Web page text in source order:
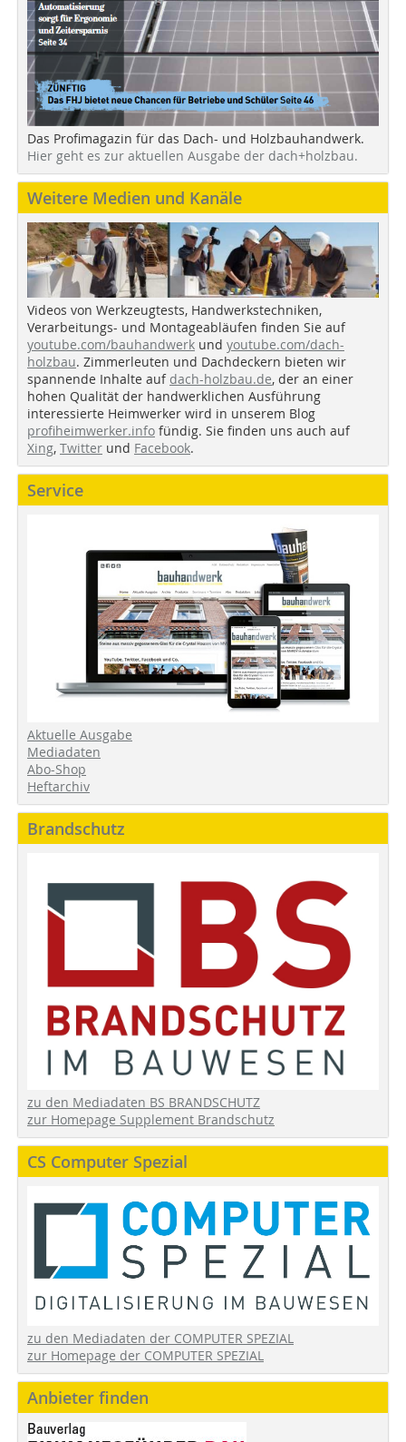
Das Profimagazin für das Dach- und Holzbauhandwerk.
Hier geht es zur aktuellen Ausgabe der dach+holzbau.
Weitere Medien und Kanäle
Videos von Werkzeugtests, Handwerkstechniken,
Verarbeitungs- und Montageabläufen finden Sie auf
youtube.com/bauhandwerk und youtube.com/dach-
holzbau. Zimmerleuten und Dachdeckern bieten wir
spannende Inhalte auf dach-holzbau.de, der an einer
hohen Qualität der handwerklichen Ausführung
interessierte Heimwerker wird in unserem Blog
profiheimwerker.info fündig. Sie finden uns auch auf
Xing, Twitter und Facebook.
Service
Aktuelle Ausgabe
Mediadaten
Abo-Shop
Heftarchiv
Brandschutz
zu den Mediadaten BS BRANDSCHUTZ
zur Homepage Supplement Brandschutz
CS Computer Spezial
zu den Mediadaten der COMPUTER SPEZIAL
zur Homepage der COMPUTER SPEZIAL
Anbieter finden